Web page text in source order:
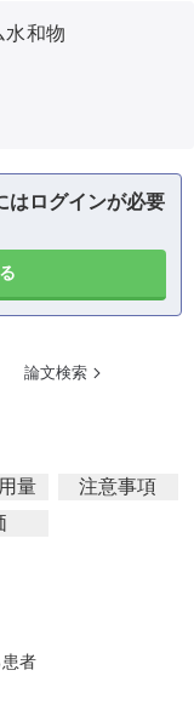
水和物
はログインが必要
論文検索
量
注意事項
者